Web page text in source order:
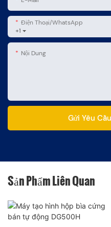
+1
Điện Thoại/WhatsApp
Nội Dung
Gửi Yêu
Sản Phẩm Liên Quan